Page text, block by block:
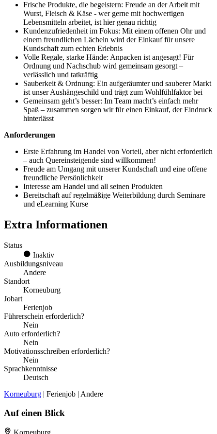
Frische Produkte, die begeistern: Freude an der Arbeit mit
Wurst, Fleisch & Käse - wer gerne mit hochwertigen
Lebensmitteln arbeitet, ist hier genau richtig
Kundenzufriedenheit im Fokus: Mit einem offenen Ohr und
einem freundlichen Lächeln wird der Einkauf für unsere
Kundschaft zum echten Erlebnis
Volle Regale, starke Hände: Anpacken ist angesagt! Für
Ordnung und Nachschub wird gemeinsam gesorgt –
verlässlich und tatkräftig
Sauberkeit & Ordnung: Ein aufgeräumter und sauberer Markt
ist unser Aushängeschild und trägt zum Wohlfühlfaktor bei
Gemeinsam geht’s besser: Im Team macht’s einfach mehr
Spaß – zusammen sorgen wir für einen Einkauf, der Eindruck
hinterlässt
Anforderungen
Erste Erfahrung im Handel von Vorteil, aber nicht erforderlich
– auch Quereinsteigende sind willkommen!
Freude am Umgang mit unserer Kundschaft und eine offene
freundliche Persönlichkeit
Interesse am Handel und all seinen Produkten
Bereitschaft auf regelmäßige Weiterbildung durch Seminare
und eLearning Kurse
Extra Informationen
Status
Inaktiv
Ausbildungsniveau
Andere
Standort
Korneuburg
Jobart
Ferienjob
Führerschein erforderlich?
Nein
Auto erforderlich?
Nein
Motivationsschreiben erforderlich?
Nein
Sprachkenntnisse
Deutsch
Korneuburg | Ferienjob | Andere
Auf einen Blick